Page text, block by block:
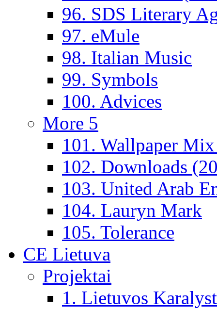
96. SDS Literary
97. eMule
98. Italian Music
99. Symbols
100. Advices
More 5
101. Wallpaper
102. Downloads
103. United Arab
104. Lauryn Mark
105. Tolerance
CE Lietuva
Projektai
1. Lietuvos